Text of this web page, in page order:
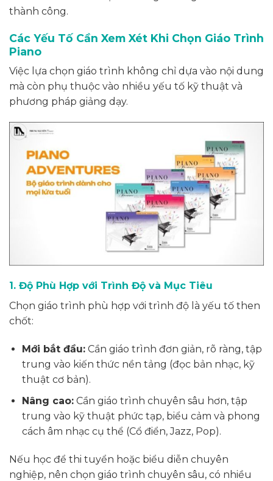
thành công.
Các Yếu Tố Cần Xem Xét Khi Chọn Giáo Trình
Piano
Việc lựa chọn giáo trình không chỉ dựa vào nội dung
mà còn phụ thuộc vào nhiều yếu tố kỹ thuật và
phương pháp giảng dạy.
1. Độ Phù Hợp với Trình Độ và Mục Tiêu
Chọn giáo trình phù hợp với trình độ là yếu tố then
chốt:
Mới bắt đầu:Cần giáo trình đơn giản, rõ ràng, tập
trung vào kiến thức nền tảng (đọc bản nhạc, kỹ
thuật cơ bản).
Nâng cao:Cần giáo trình chuyên sâu hơn, tập
trung vào kỹ thuật phức tạp, biểu cảm và phong
cách âm nhạc cụ thể (Cổ điển, Jazz, Pop).
Nếu học để thi tuyển hoặc biểu diễn chuyên
nghiệp, nên chọn giáo trình chuyên sâu, có nhiều